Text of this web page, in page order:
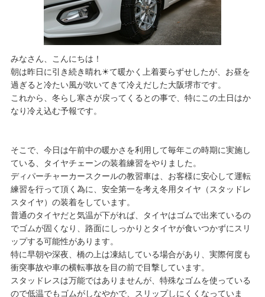
みなさん、こんにちは！
朝は昨日に引き続き晴れ☀て暖かく上着要らずせしたが、お昼を
過ぎると冷たい風が吹いてきて冷えだした大阪堺市です。
これから、冬らし寒さが戻ってくるとの事で、特にこの土日はか
なり冷え込む予報です。
そこで、今日は午前中の暖かさを利用して毎年この時期に実施し
ている、タイヤチェーンの装着練習をやりました。
ディパーチャーカースクールの教習車は、お客様に安心して運転
練習を行って頂く為に、安全第一を考え冬用タイヤ（スタッドレ
スタイヤ）の装着をしています。
普通のタイヤだと気温が下がれば、タイヤはゴムで出来ているの
でゴムが固くなり、路面にしっかりとタイヤが食いつかずにスリ
ップする可能性があります。
特に早朝や深夜、橋の上は凍結している場合があり、実際何度も
衝突事故や車の横転事故を目の前で目撃しています。
スタッドレスは万能ではありませんが、特殊なゴムを使っている
ので低温でもゴムがしなやかで、スリップしにくくなっていま